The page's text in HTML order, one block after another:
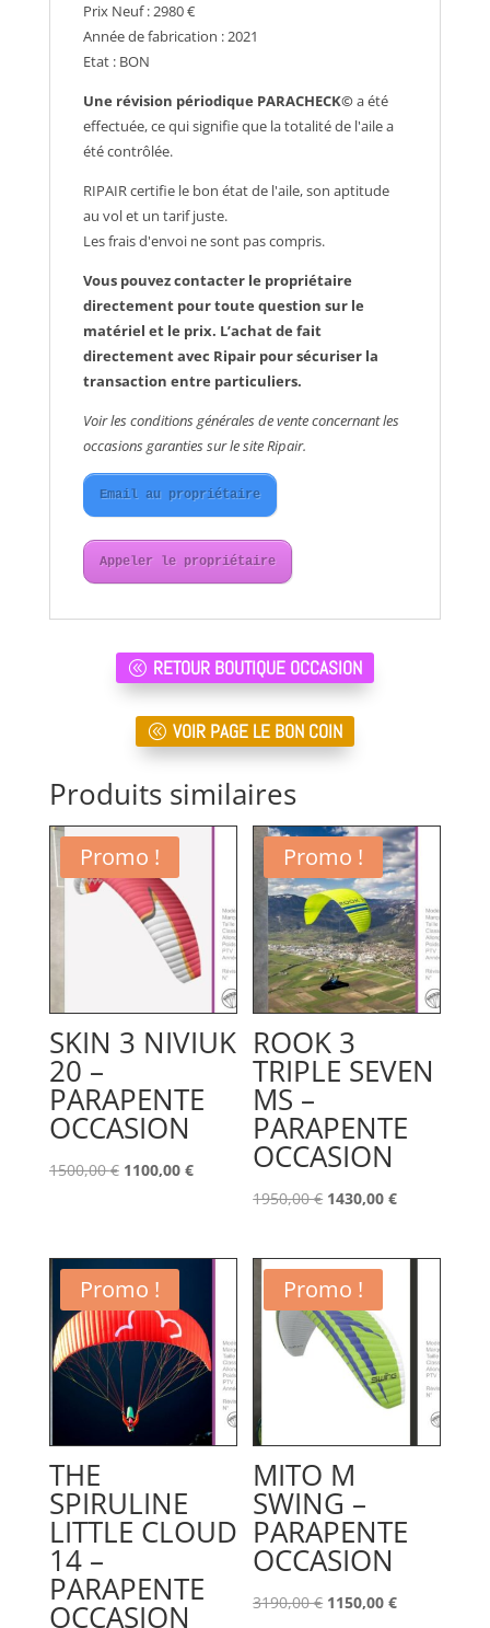
Prix Neuf : 2980 €
Année de fabrication : 2021
Etat : BON
Une révision périodique PARACHECK©a été
effectuée, ce qui signifie que la totalité de l'aile a
été contrôlée.
RIPAIR certifie le bon état de l'aile, son aptitude
au vol et un tarif juste.
Les frais d'envoi ne sont pas compris.
Vous pouvez contacter le propriétaire
directement pour toute question sur le
matériel et le prix. L’achat de fait
directement avec Ripair pour sécuriser la
transaction entre particuliers.
Voir les conditions générales de vente concernant les
occasions garanties sur le site Ripair.
Email au propriétaire
Appeler le propriétaire
RETOUR BOUTIQUE OCCASION
VOIR PAGE LE BON COIN
Produits similaires
Promo !
SKIN 3 NIVIUK
20 –
PARAPENTE
OCCASION
1500,00€ Le
était :
1500,00 €.
1100,00 €Le
est :
Promo !
ROOK 3
TRIPLE SEVEN
MS –
PARAPENTE
OCCASION
1950,00€ Le
initial
était :
1950,00 €.
1430,00€Le
actuel
Promo !
THE
SPIRULINE
LITTLE CLOUD
14 –
PARAPENTE
OCCASION
Promo !
MITO M
SWING –
PARAPENTE
OCCASION
3190,00€ Le
1150,00€Le